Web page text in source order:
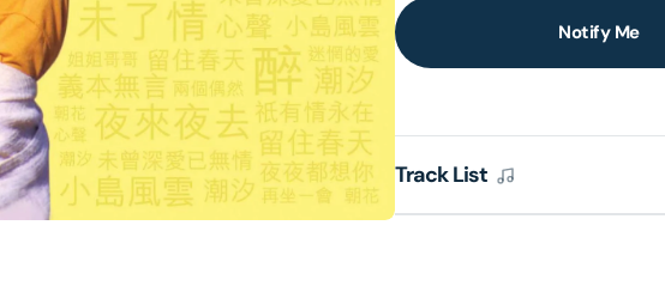
Notify Me
Track List
1
in
gallery
view